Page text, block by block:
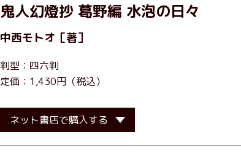
鬼人幻燈抄 葛野編 水泡の日々
中西モトオ ［著］
判型：四六判
定価：1,430円（税込）
ネット書店で購入する